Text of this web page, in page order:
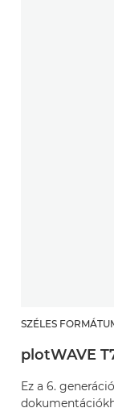
SZÉLES
plotWAVE
Ez a 6.